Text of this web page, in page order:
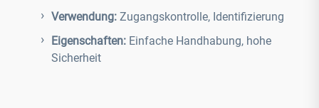
Verwendung: Zugangskontrolle, Identifizierung
Eigenschaften: Einfache Handhabung, hohe
Sicherheit